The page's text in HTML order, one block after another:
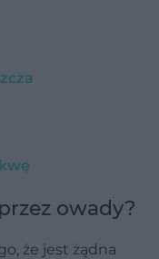
owady?
że jest żądna